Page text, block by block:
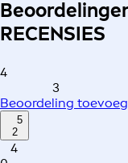
RECENSIES
4
3
Beoordeling
5
2
4